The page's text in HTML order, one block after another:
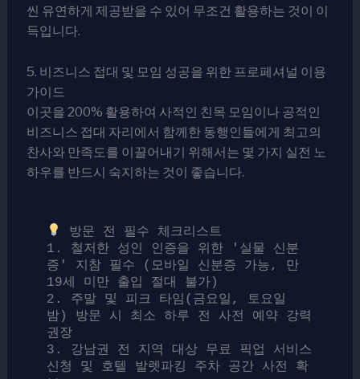
씬 유연하게 제공받을 수 있어 무조건 활용하는 것이 이
득입니다.
5. 비즈니스 접대 및 모임 성공을 위한 프로페셔널 이용
가이드
이곳을 200% 활용하여 사적인 친목 모임이나 공적인
비즈니스 접대 자리에서 함께한 동행인들에게 최고의
찬사와 만족도를 이끌어내기 위해서는 몇 가지 실전 노
하우를 반드시 숙지하는 것이 좋습니다.
방문 전 필수 체크리스트
1. 철저한 성인 인증을 위한 '실물 신분
증' 지참 필수 (모바일 신분증 가능, 만
19세 미만 출입 절대 불가)
2. 주말 및 피크 타임(금요일, 토요일
밤) 방문 시 최소 하루 전 사전 예약 강력
권장
3. 강남권 전 지역 대상 무료 픽업 서비스
신청 및 호텔 발렛파킹 주차 공간 사전 확